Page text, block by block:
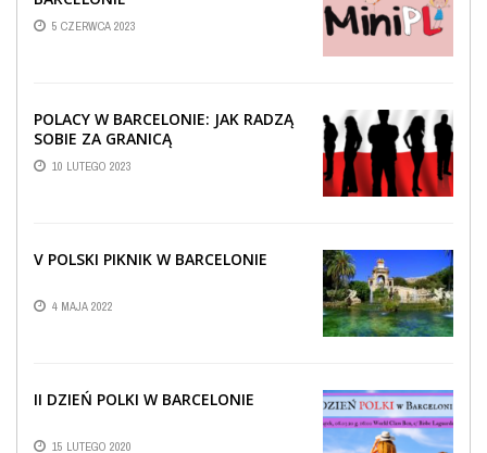
5 CZERWCA 2023
POLACY W BARCELONIE: JAK RADZĄ
SOBIE ZA GRANICĄ
10 LUTEGO 2023
V POLSKI PIKNIK W BARCELONIE
4 MAJA 2022
II DZIEŃ POLKI W BARCELONIE
15 LUTEGO 2020